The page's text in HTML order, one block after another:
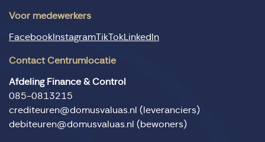
Voor medewerkers
FacebookInstagramTikTokLinkedIn
Contact Centrumlocatie
Afdeling Finance & Control
085-0813215
crediteuren@domusvaluas.nl (leveranciers)
debiteuren@domusvaluas.nl (bewoners)